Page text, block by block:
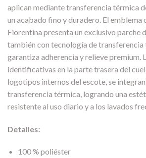
aplican mediante transferencia térmica
un acabado fino y duradero. El emblema
Fiorentina presenta un exclusivo parche
también con tecnología de transferencia
garantiza adherencia y relieve premium.
identificativas en la parte trasera del
logotipos internos del escote, se
transferencia térmica, logrando una
resistente al uso diario y a los lavados
Detalles:
100 % poliéster